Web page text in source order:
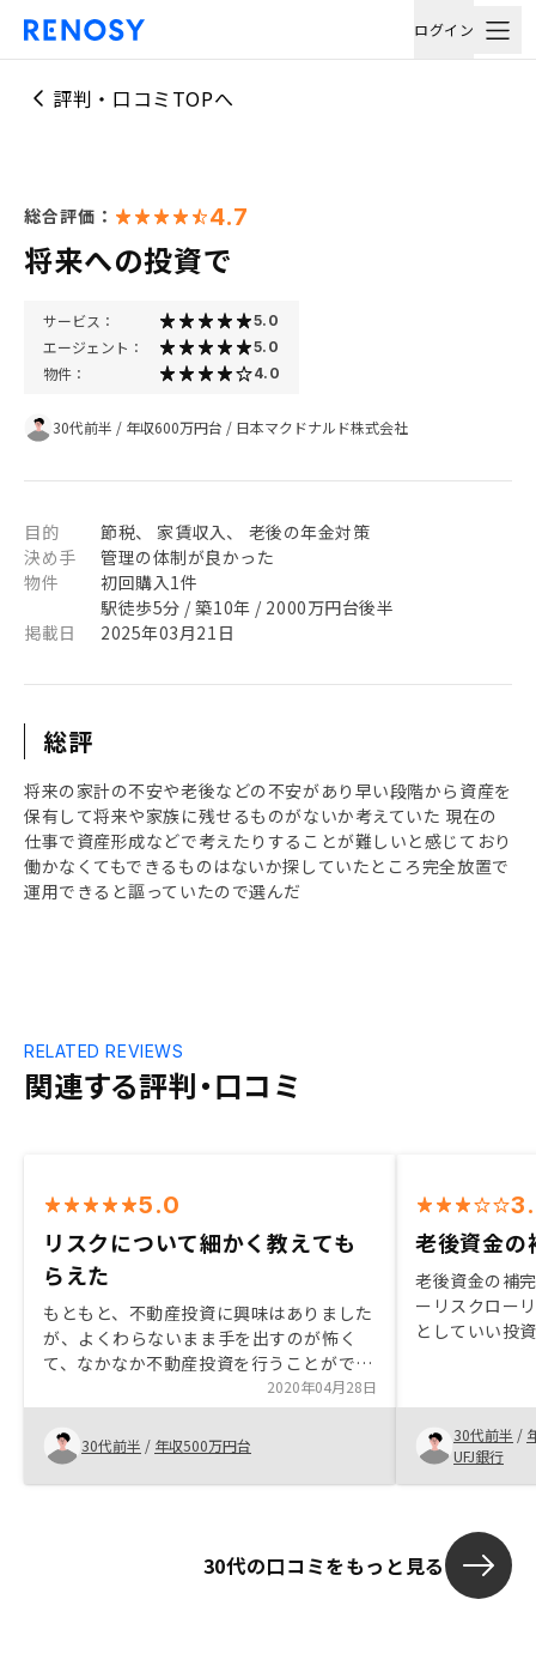
ログイン
評判・口コミTOPへ
総合評価： 4.7
将来への投資で
サービス： 5.0
エージェント： 5.0
物件： 4.0
30代前半 / 年収600万円台 / 日本マクドナルド株式会社
目的
節税、 家賃収入、 老後の年金対策
決め手
管理の体制が良かった
物件
初回購入1件
駅徒歩5分 / 築10年 / 2000万円台後半
掲載日
2025年03月21日
総評
将来の家計の不安や老後などの不安があり早い段階から資産を
保有して将来や家族に残せるものがないか考えていた 現在の
仕事で資産形成などで考えたりすることが難しいと感じており
働かなくてもできるものはないか探していたところ完全放置で
運用できると謳っていたので選んだ
関連する評判・口コミ
RELATED REVIEWS
5.0
リスクについて細かく教えても
らえた
もともと、不動産投資に興味はありました
が、よくわらないまま手を出すのが怖く
て、なかなか不動産投資を行うことができ
ませんでした。インターネットでリノシー
のHPを拝見し、面談だけでもと思い申し
込みをしました。その面談で、担当者の方
からリスクについてとても細かく教えてい
ただき、自分の想像していたよりも不動産
実したサポートも購入を後押しました。
2020年04月28日
30代前半 / 年収500万円台
老後資金の
老後資金の補
ーリスクロー
としていい投
30代前半 /
UFJ銀行
30代の口コミをもっと見る